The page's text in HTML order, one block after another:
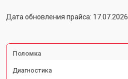
Дата обновления прайса: 17.07.2026
Поломка
Диагностика